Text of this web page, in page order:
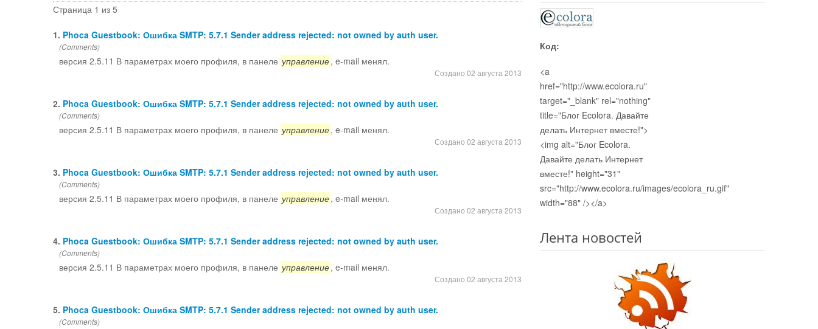
Страница 1 из 5
1. Phoca Guestbook: Ошибка SMTP: 5.7.1 Sender address rejected: not owned by auth user.
(Comments)
версия 2.5.11 В параметрах моего профиля, в панеле управление, e-mail менял.
Создано 02 августа 2013
2. Phoca Guestbook: Ошибка SMTP: 5.7.1 Sender address rejected: not owned by auth user.
(Comments)
версия 2.5.11 В параметрах моего профиля, в панеле управление, e-mail менял.
Создано 02 августа 2013
3. Phoca Guestbook: Ошибка SMTP: 5.7.1 Sender address rejected: not owned by auth user.
(Comments)
версия 2.5.11 В параметрах моего профиля, в панеле управление, e-mail менял.
Создано 02 августа 2013
4. Phoca Guestbook: Ошибка SMTP: 5.7.1 Sender address rejected: not owned by auth user.
(Comments)
версия 2.5.11 В параметрах моего профиля, в панеле управление, e-mail менял.
Создано 02 августа 2013
5. Phoca Guestbook: Ошибка SMTP: 5.7.1 Sender address rejected: not owned by auth user.
(Comments)
Код:
<a
href="http://www.ecolora.ru"
target="_blank" rel="nothing"
title="Блог Ecolora. Давайте
делать Интернет вместе!">
<img alt="Блог Ecolora.
Давайте делать Интернет
вместе!" height="31"
src="http://www.ecolora.ru/images/ecolora_ru.gif"
width="88" /></a>
Лента новостей